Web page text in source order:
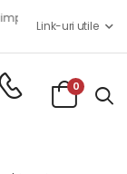
de vanzari.
Link-uri utile
0